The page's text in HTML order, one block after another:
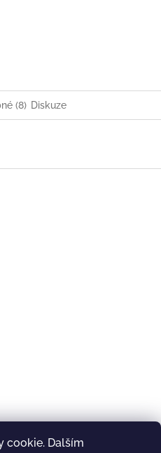
cookie. Dalším
(8) Diskuze